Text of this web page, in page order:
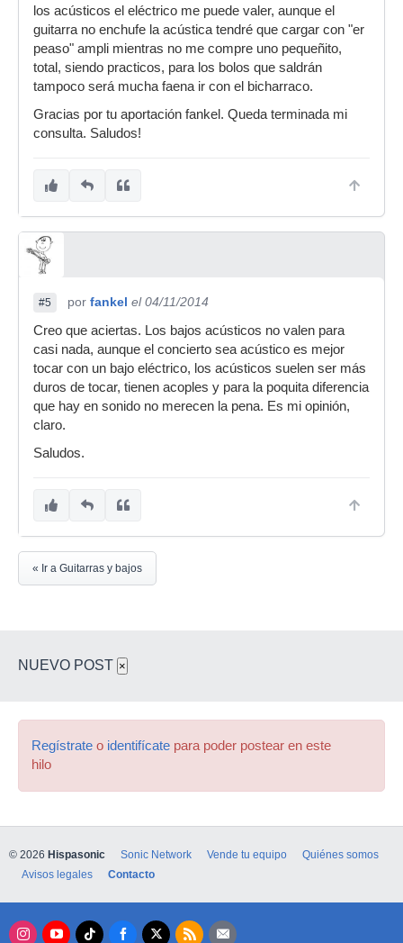
los acústicos el eléctrico me puede valer, aunque el
guitarra no enchufe la acústica tendré que cargar con "er
peaso" ampli mientras no me compre uno pequeñito,
total, siendo practicos, para los bolos que saldrán
tampoco será mucha faena ir con el bicharraco.
Gracias por tu aportación fankel. Queda terminada mi
consulta. Saludos!
#5 por fankel el 04/11/2014
Creo que aciertas. Los bajos acústicos no valen para
casi nada, aunque el concierto sea acústico es mejor
tocar con un bajo eléctrico, los acústicos suelen ser más
duros de tocar, tienen acoples y para la poquita diferencia
que hay en sonido no merecen la pena. Es mi opinión,
claro.
Saludos.
« Ir a Guitarras y bajos
NUEVO POST ×
Regístrate o identifícate para poder postear en este
hilo
© 2026 Hispasonic Sonic Network Vende tu equipo
Quiénes somos
Avisos legales
Contacto